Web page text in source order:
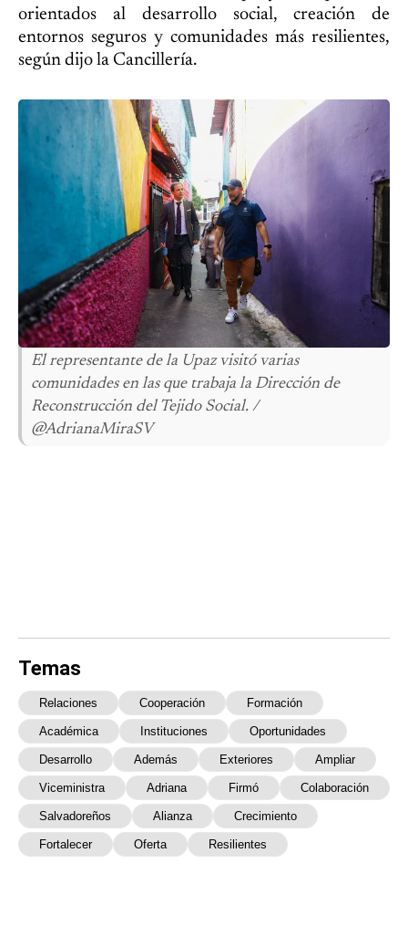
orientados al desarrollo social, creación de
entornos seguros y comunidades más resilientes,
según dijo la Cancillería.
El representante de la Upaz visitó varias
comunidades en las que trabaja la Dirección de
Reconstrucción del Tejido Social. /
@AdrianaMiraSV
Temas
Relaciones Cooperación Formación
Académica Instituciones Oportunidades
Desarrollo Además Exteriores Ampliar
Viceministra Adriana Firmó Colaboración
Salvadoreños Alianza Crecimiento
Fortalecer Oferta Resilientes